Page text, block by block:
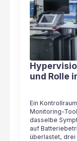
und Rolle
Ein
Monitoring-
dasselbe
auf
überlastet,